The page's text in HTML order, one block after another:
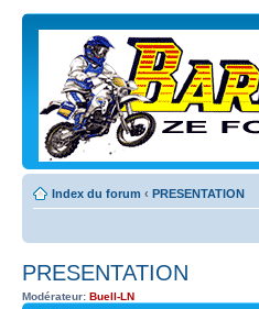
Index du forum ‹ PRESENTATION
PRESENTATION
Modérateur: Buell-LN